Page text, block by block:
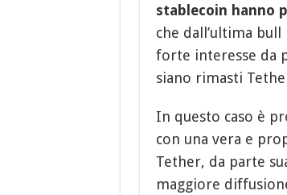
stablecoin hanno
che dall’ultima
forte interesse da
siano rimasti
In questo caso è
con una vera e
Tether, da parte
maggiore